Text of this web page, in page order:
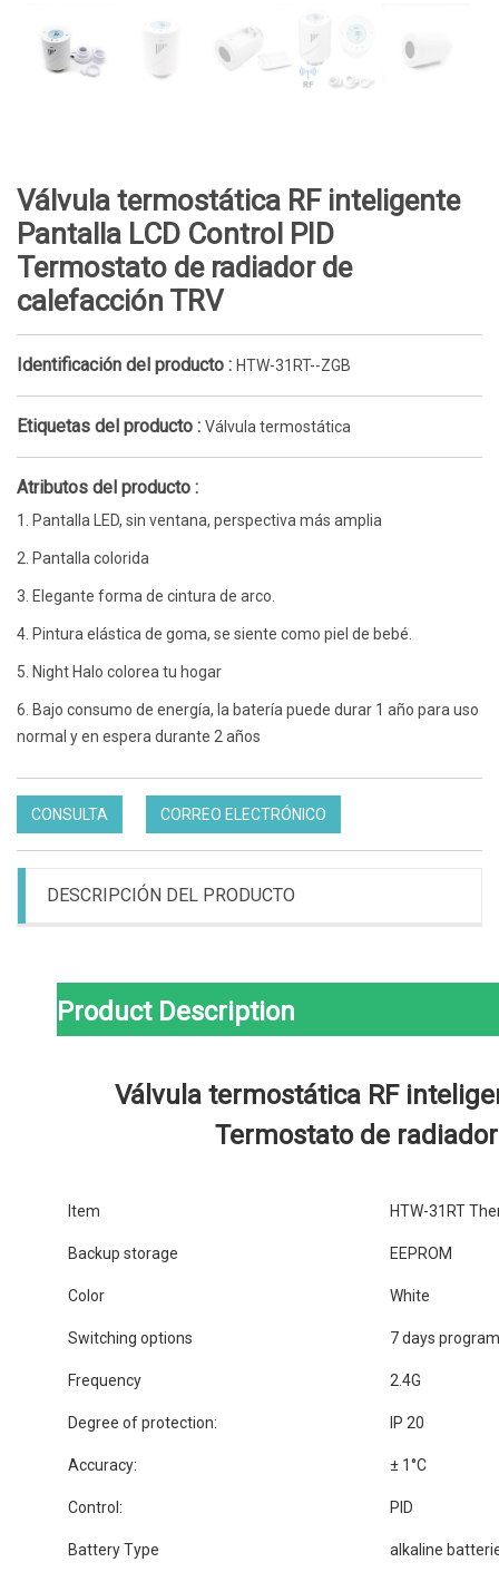
Válvula termostática RF inteligente
Pantalla LCD Control PID
Termostato de radiador de
calefacción TRV
Identificación del producto : HTW-31RT--ZGB
Etiquetas del producto : Válvula termostática
Atributos del producto :
1. Pantalla LED, sin ventana, perspectiva más amplia
2. Pantalla colorida
3. Elegante forma de cintura de arco.
4. Pintura elástica de goma, se siente como piel de bebé.
5. Night Halo colorea tu hogar
6. Bajo consumo de energía, la batería puede durar 1 año para uso
normal y en espera durante 2 años
CONSULTA CORREO ELECTRÓNICO
DESCRIPCIÓN DEL PRODUCTO
Product Description
Termostato de
Item HTW-31RT
Backup storage EEPROM
Color White
Switching options 7 days
Frequency 2.4G
Degree of protection: IP 20
Accuracy: ± 1°C
Control: PID
Battery Type alkaline